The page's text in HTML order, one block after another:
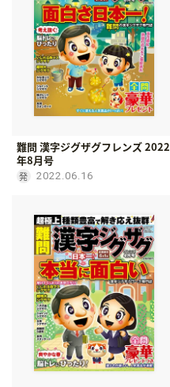
難問 漢字ジグザグフレンズ 2022
年8月号
2022.06.16